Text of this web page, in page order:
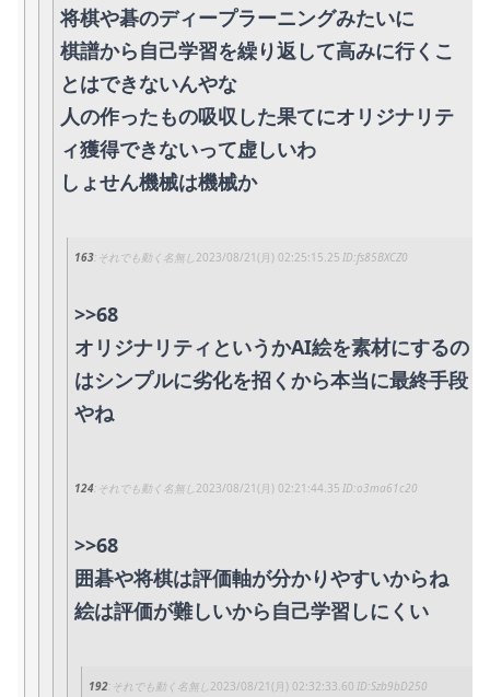
将棋や碁のディープラーニングみたいに
棋譜から自己学習を繰り返して高みに行くこ
とはできないんやな
人の作ったもの吸収した果てにオリジナリテ
ィ獲得できないって虚しいわ
しょせん機械は機械か
163 それでも動く名無し2023/08/21(月) 02:25:15.25 fs85BXCZ0
>>68
オリジナリティというかAI絵を素材にするの
はシンプルに劣化を招くから本当に最終手段
やね
124 それでも動く名無し2023/08/21(月) 02:21:44.35 o3ma61c20
>>68
囲碁や将棋は評価軸が分かりやすいからね
絵は評価が難しいから自己学習しにくい
192 それでも動く名無し 2023/08/21(月) 02:32:33.60 Szb9bD250